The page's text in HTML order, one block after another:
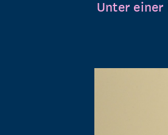
Unter